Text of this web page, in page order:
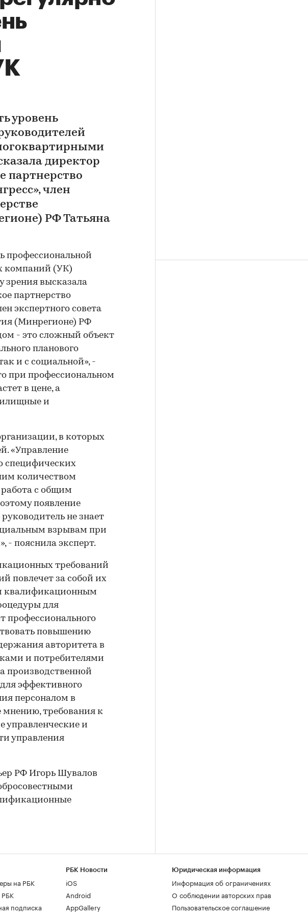
уровень
директор
партнерство
член
РФ Татьяна
профессиональной
компаний (УК)
высказала
партнерство
экспертного совета
(Минрегионе) РФ
- это сложный объект
планового
и с социальной», -
при профессиональном
в цене, а
и
в которых
«Управление
специфических
количеством
с общим
появление
не знает
взрывам при
пояснила эксперт.
требований
повлечет за собой их
квалификационным
для
профессионального
повышению
авторитета в
и потребителями
производственной
эффективного
персоналом в
мнению, требования к
управленческие и
управления
РФ Игорь Шувалов
на РБК
РБК
подписка
РБК Новости
iOS
Android
AppGallery
Юридическая информация
Информация об ограничениях
О соблюдении авторских прав
Пользовательское соглашение